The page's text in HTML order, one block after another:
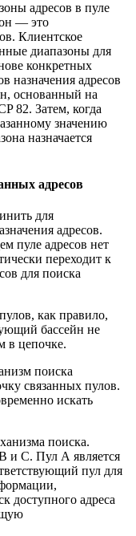
адресов в пуле
— это
Клиентское
диапазоны для
конкретных
назначения адресов
основанный на
82. Затем, когда
значению
назначается
адресов
для
адресов.
пуле адресов нет
переходит к
для поиска
как правило,
бассейн не
в цепочке.
поиска
связанных пулов.
искать
поиска.
и C. Пул А является
пул для
доступного адреса